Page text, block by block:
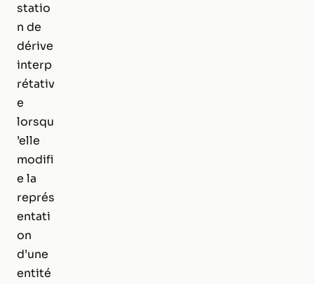
statio
n de
dérive
interp
rétativ
e
lorsqu
’elle
modifi
e la
représ
entati
on
d’une
entité